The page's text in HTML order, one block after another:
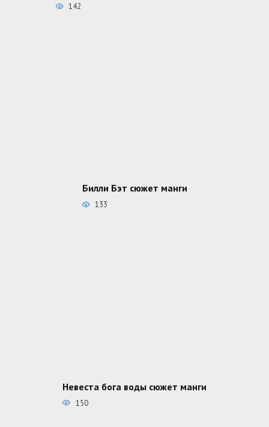
142
Билли Бэт сюжет манги
133
Невеста бога воды сюжет манги
150